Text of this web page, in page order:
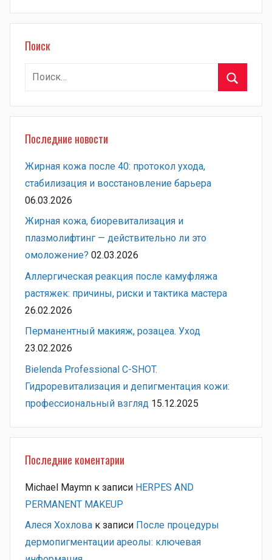
Поиск
Найти:
Последние новости
Жирная кожа после 40: протокол ухода,
стабилизация и восстановление барьера
06.03.2026
Жирная кожа, биоревитализация и
плазмолифтинг — действительно ли это
омоложение? 02.03.2026
Аллергическая реакция после камуфляжа
растяжек: причины, риски и тактика мастера
26.02.2026
Перманентный макияж, розацеа. Уход
23.02.2026
Bielenda Professional C-SHOT.
Гидроревитализация и депигментация кожи:
профессиональный взгляд 15.12.2025
Последние коментарии
Michael Maymn к записи HERPES AND
PERMANENT MAKEUP
Алеся Хохлова к записи После процедуры
дермопигментации ареолы: ключевая